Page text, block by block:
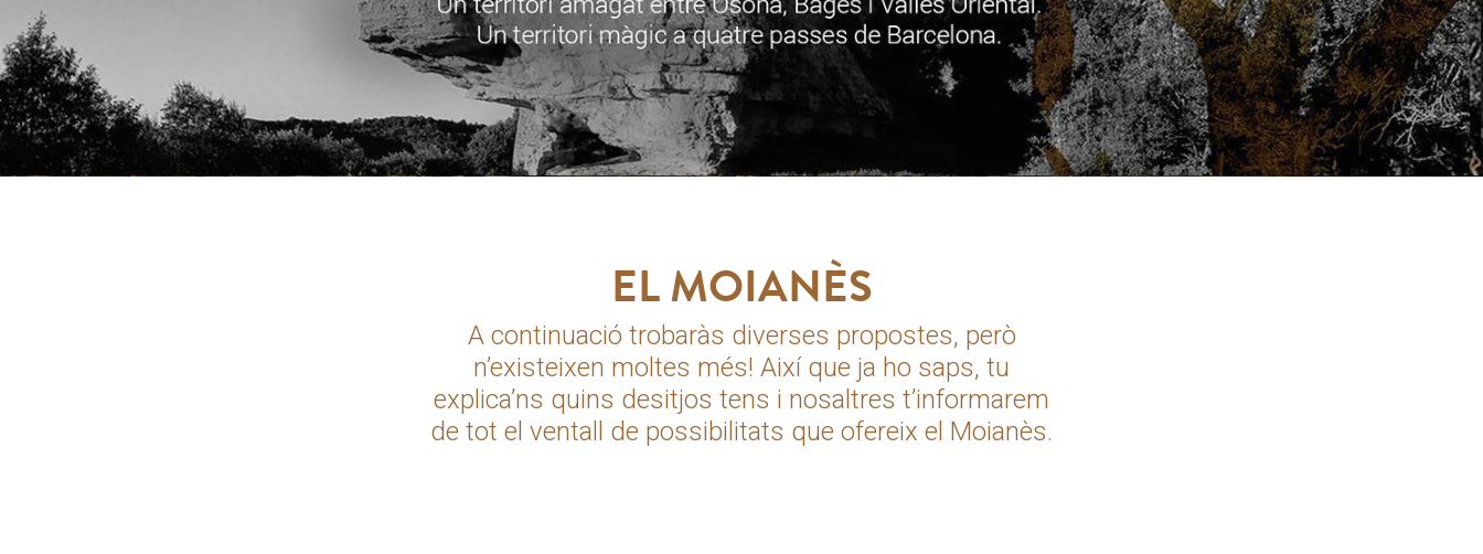
EL MOIANÈS
A continuació trobaràs diverses propostes, però
n’existeixen moltes més! Així que ja ho saps, tu
explica’ns quins desitjos tens i nosaltres t’informarem
de tot el ventall de possibilitats que ofereix el Moianès.